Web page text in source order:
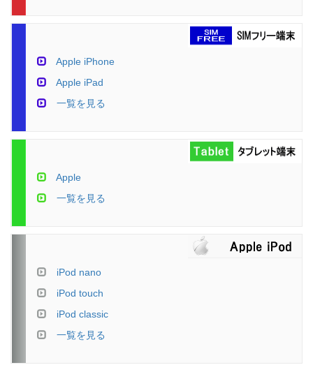
Apple iPhone
Apple iPad
一覧を見る
Apple
一覧を見る
iPod nano
iPod touch
iPod classic
一覧を見る